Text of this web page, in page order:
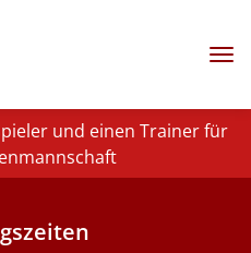
und einen Trainer für